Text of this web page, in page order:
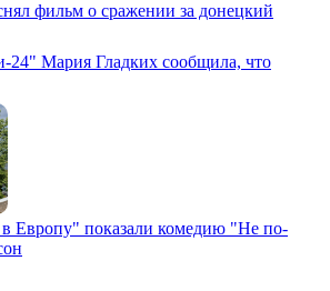
фильм о сражении за донецкий
24" Мария Гладких сообщила, что
Европу" показали комедию "Не по-